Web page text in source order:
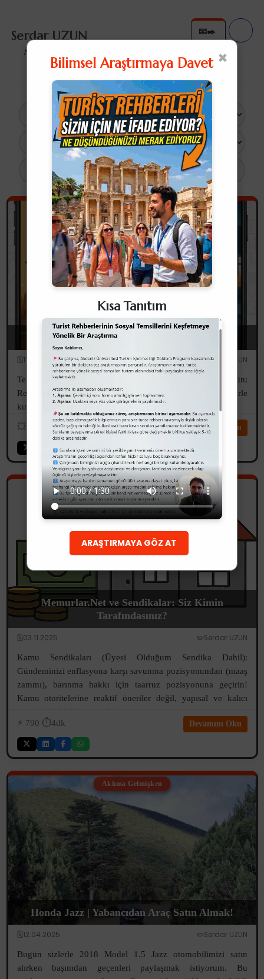
Serdar UZUN
Nullius in Verba
📧✒️
12 Sonuç
Aklıma Gelmişken
Modernite ve Simbiyotik İlişkiler
🗓️17.11.2025 ✏️Serdar UZUN
Telefon rehberinizi en son ne zaman açtınız? Bir düşünün:
Rehberinizde kayıtlı isimler 'etiket' mi, yoksa o kişilerle
kurduğunuz ilişkinin doğasını ele veren birer 'yansıma' mı?
💥
⏱️6dk Devamını Oku
Aklıma Gelmişken
Memurlar.Net ve Sendikalar: Siz Kimin
Tarafındasınız?
🗓️03.11.2025 ✏️Serdar UZUN
Kamu Sendikaları (Üyesi Olduğum Sendika Dahil):
Gündeminizi enflasyona karşı savunma pozisyonundan (maaş
zammı), barınma hakkı için taarruz pozisyonuna geçirin!
Kamu otoritelerine reaktif öneriler değil, yapısal ve kalıcı
propaktif teklifler sunun! A...
⚡️ 790 ⏱️4dk Devamını Oku
Aklıma Gelmişken
Honda Jazz | Yabancıdan Araç Satın Almak!
🗓️12.04.2025 ✏️Serdar UZUN
Bugün sizlerle 2018 Model 1.5 Jazz otomobilimizi satın
alırken başımdan geçenleri paylaşmak istiyorum. Bu
×
Bilimsel Araştırmaya Davet
Kısa Tanıtım
ARAŞTIRMAYA GÖZ AT